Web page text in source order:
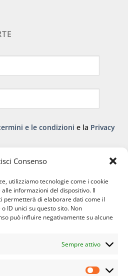
Consenso
utilizziamo tecnologie come i cookie
informazioni del dispositivo. Il
permetterà di elaborare dati come il
ID unici su questo sito. Non
può influire negativamente su alcune
Sempre attivo
e le condizioni e la Privacy
APPARATO RESPIRATORIO